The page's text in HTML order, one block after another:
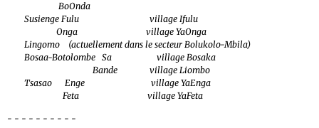
BoOnda
Susienge Fulu village Ifulu
Onga village YaOnga
Lingomo (actuellement dans le secteur Bolukolo-Mbila)
Bosaa-Botolombe Sa village Bosaka
Bande village Liombo
Tsasao Enge village YaEnga
Feta village YaFeta
- - - - - - - - - -